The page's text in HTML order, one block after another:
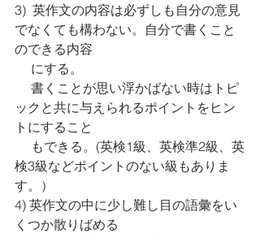
3)  英作文の内容は必ずしも自分の意見
でなくても構わない。自分で書くこと
のできる内容
にする。
ックと共に与えられるポイントをヒン
トにすること
もできる。(英検1級、英検準2級、英
検3級などポイントのない級もありま
す。）
4) 英作文の中に少し難し目の語彙をい
くつか散りばめる